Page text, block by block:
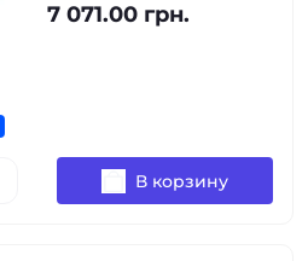
7 071.00 грн.
В корзину